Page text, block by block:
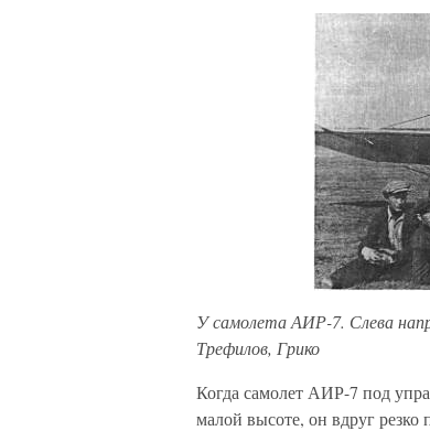
У самолета АИР-7. Слева
Трефилов, Грико
Когда самолет АИР-7 под
малой высоте, он вдруг резко